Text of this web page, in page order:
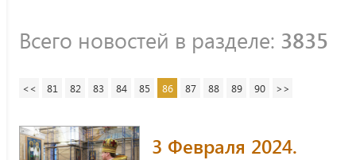
Всего новостей в разделе: 3835
<< 81 82 83 84 85 86 87 88 89 90 >>
3 Февраля 2024.